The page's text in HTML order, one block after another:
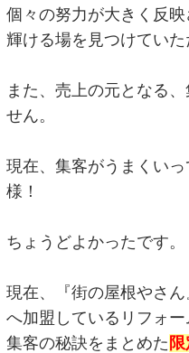
個々の努力が大きく反
輝ける場を見つけていた
また、売上の元となる
せん。
現在、集客がうまくい
様！
ちょうどよかったです。
現在、『街の屋根やさん
へ加盟しているリフォ
集客の秘訣をまとめた